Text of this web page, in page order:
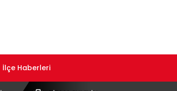
İlçe Haberleri